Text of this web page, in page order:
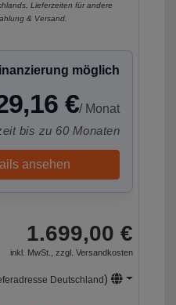
Lieferzeiten für andere
& Versand
möglich
€/ Monat
bis zu 60 Monaten
ansehen
1.699,00 €
inkl. MwSt., zzgl. Versandkosten
Deutschland)